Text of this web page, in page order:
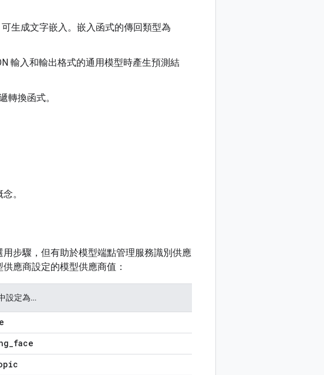
生成文字嵌入。嵌入函式的傳回類型為
輸入和輸出格式的通用模型時產生預測結
轉換函式。
。
步驟，但有助於模型端點管理服務識別供應
應商設定的模型供應商值：
設定為…
_face